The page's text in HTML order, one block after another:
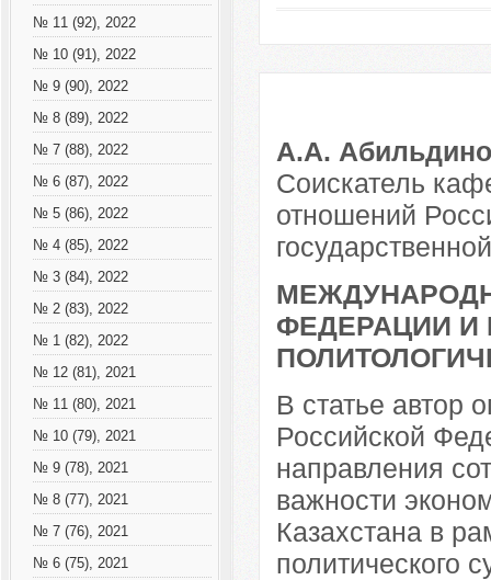
№ 11 (92), 2022
№ 10 (91), 2022
№ 9 (90), 2022
№ 8 (89), 2022
№ 7 (88), 2022
№ 6 (87), 2022
№ 5 (86), 2022
№ 4 (85), 2022
№ 3 (84), 2022
№ 2 (83), 2022
№ 1 (82), 2022
№ 12 (81), 2021
№ 11 (80), 2021
№ 10 (79), 2021
№ 9 (78), 2021
№ 8 (77), 2021
№ 7 (76), 2021
№ 6 (75), 2021
А.А.
Соискатель
отношений
ФЕДЕРАЦИИ И
В статье автор
Российской
направления
важности
Казахстана в
политического